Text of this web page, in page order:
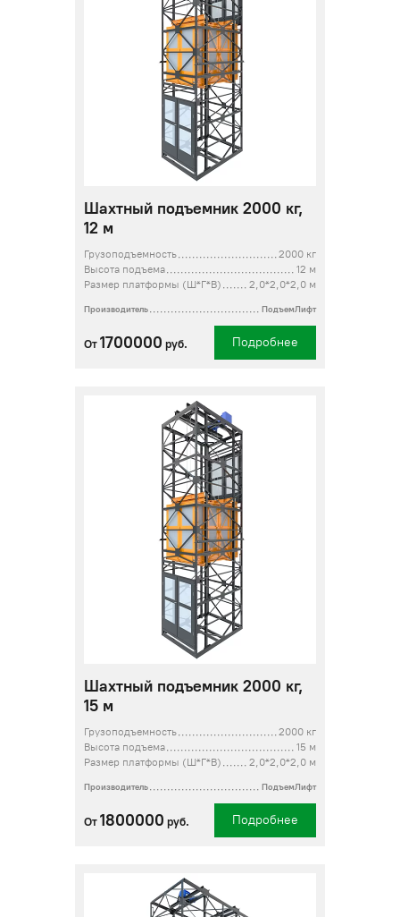
Шахтный подъемник 2000 кг,
12 м
Грузоподъемность
2000 кг
Высота подъема
12 м
Размер платформы (Ш*Г*В)
2,0*2,0*2,0 м
Производитель ПодъемЛифт
От 1700000 руб. Подробнее
Шахтный подъемник 2000 кг,
15 м
Грузоподъемность
2000 кг
Высота подъема
15 м
Размер платформы (Ш*Г*В)
2,0*2,0*2,0 м
Производитель ПодъемЛифт
От 1800000 руб. Подробнее